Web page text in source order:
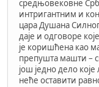
средњовековне
интригантним и
цара Душана
даје и одговоре
је коришћена као
препушта машти –
још једно дело
неће оставити